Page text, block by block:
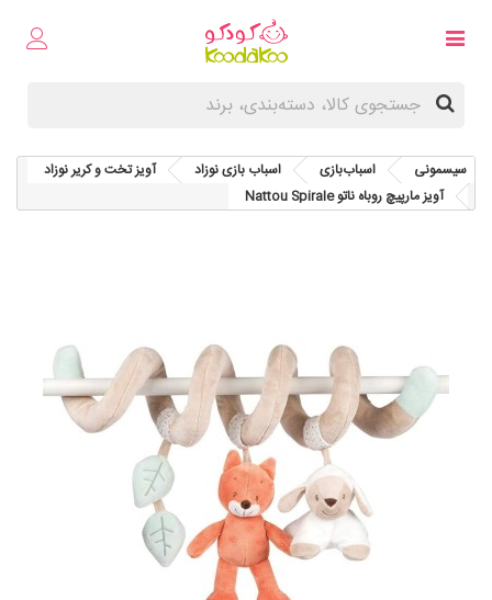
سیسمونی اسباب‌بازی اسباب‌ بازی نوزاد
آویز تخت و کریر نوزاد
آویز مارپیچ روباه ناتو Nattou Spirale